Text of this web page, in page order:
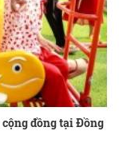
đồng tại Đồng